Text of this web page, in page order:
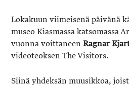
Lokakuun viimeisenä päivänä
museo Kiasmassa katsomassa
vuonna voittaneenRagnar
videoteoksen The Visitors.
Siinä yhdeksän muusikkoa,